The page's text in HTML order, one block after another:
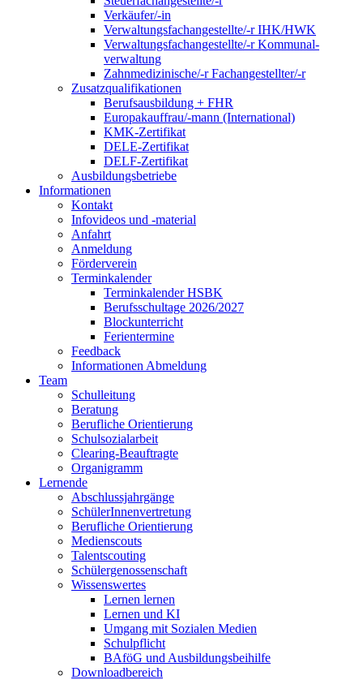
Verkäufer/-in
Verwaltungs­fach­angestellte/-r IHK/HWK
Verwaltungsfach­angestellte/-r Kommunal­
verwaltung
Zahnmedizinische/-r Fachangestellter/-r
Zusatzqualifikationen
Berufsausbildung + FHR
Europakauffrau/-mann (International)
KMK-Zertifikat
DELE-Zertifikat
DELF-Zertifikat
Ausbildungsbetriebe
Informationen
Kontakt
Infovideos und -material
Anfahrt
Anmeldung
Förderverein
Terminkalender
Terminkalender HSBK
Berufsschultage 2026/2027
Blockunterricht
Ferientermine
Feedback
Informationen Abmeldung
Team
Schulleitung
Beratung
Berufliche Orientierung
Schulsozialarbeit
Clearing-Beauftragte
Organigramm
Lernende
Abschlussjahrgänge
SchülerInnenvertretung
Berufliche Orientierung
Medienscouts
Talentscouting
Schüler­genossen­schaft
Wissenswertes
Lernen lernen
Lernen und KI
Umgang mit Sozialen Medien
Schulpflicht
BAföG und Ausbildungsbeihilfe
Downloadbereich